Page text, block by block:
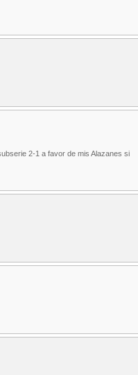
2-1 a favor de mis Alazanes si